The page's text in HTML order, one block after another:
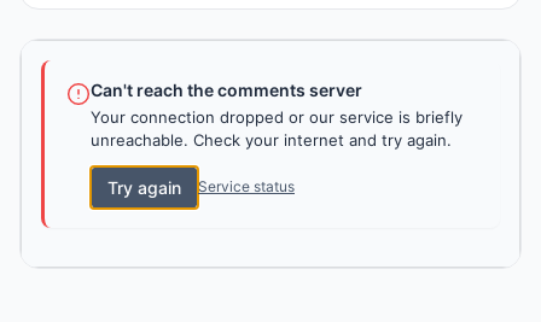
Can't reach the comments server
Your connection dropped or our service is briefly
unreachable. Check your internet and try again.
Try again Service status